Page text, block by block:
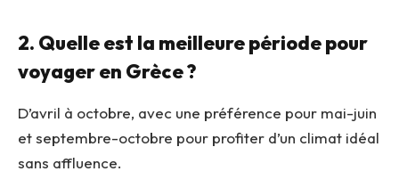
2. Quelle est la meilleure période pour
voyager en Grèce ?
D’avril à octobre, avec une préférence pour mai-juin
et septembre-octobre pour profiter d’un climat idéal
sans affluence.